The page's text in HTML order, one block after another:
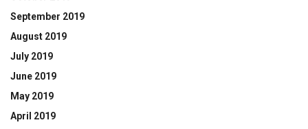
September 2019
August 2019
July 2019
June 2019
May 2019
April 2019